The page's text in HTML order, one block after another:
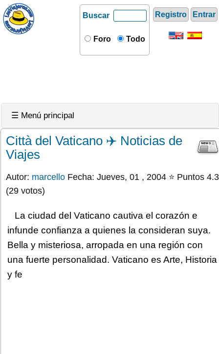
Registro Entrar
Buscar
Foro Todo
☰ Menú principal
Città del Vaticano ✈️ Noticias de
Viajes
Autor: marcello Fecha: Jueves, 01 , 2004 ⭐ Puntos 4.3
(29 votos)
La ciudad del Vaticano cautiva el corazón e
infunde confianza a quienes la consideran suya.
Bella y misteriosa, arropada en una región con
una fuerte personalidad. Vaticano es Arte, Historia
y fe